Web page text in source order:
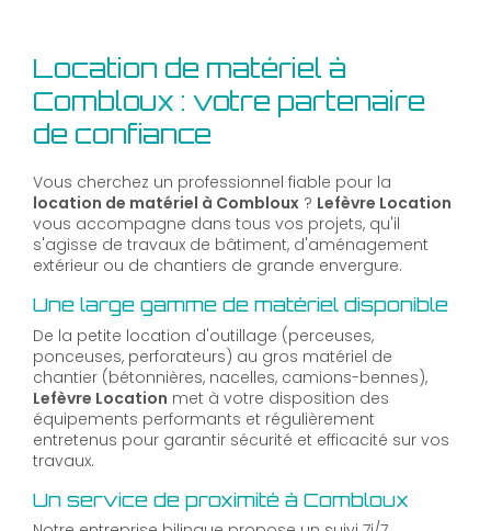
Location de matériel à
Combloux : votre partenaire
de confiance
Vous cherchez un professionnel fiable pour la
location de matériel à Combloux ? Lefèvre Location
vous accompagne dans tous vos projets, qu'il
s'agisse de travaux de bâtiment, d'aménagement
extérieur ou de chantiers de grande envergure.
Une large gamme de matériel disponible
De la petite location d'outillage (perceuses,
ponceuses, perforateurs) au gros matériel de
chantier (bétonnières, nacelles, camions-bennes),
Lefèvre Location met à votre disposition des
équipements performants et régulièrement
entretenus pour garantir sécurité et efficacité sur vos
travaux.
Un service de proximité à Combloux